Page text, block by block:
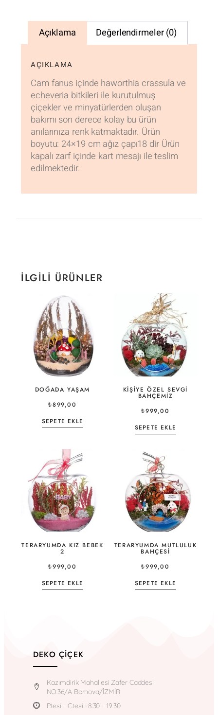
Açıklama Değerlendirmeler (0)
AÇIKLAMA
Cam fanus içinde haworthia crassula ve
echeveria bitkileri ile kurutulmuş
çiçekler ve minyatürlerden oluşan
bakımı son derece kolay bu ürün
anılarınıza renk katmaktadır. Ürün
boyutu: 24×19 cm ağız çapı18 dir Ürün
kapalı zarf içinde kart mesajı ile teslim
edilmektedir.
İLGILI ÜRÜNLER
DOĞADA YAŞAM
₺899,00
SEPETE EKLE
KIŞIYE ÖZEL SEVGI
BAHÇEMIZ
₺999,00
SEPETE EKLE
TERARYUMDA KIZ BEBEK
2
₺999,00
SEPETE EKLE
TERARYUMDA MUTLULUK
BAHÇESI
₺999,00
SEPETE EKLE
DEKO ÇIÇEK
Kazımdirik Mahallesi Zafer Caddesi
NO:36/A Bornova/İZMİR
P.tesi - C.tesi : 8:30 - 19:30